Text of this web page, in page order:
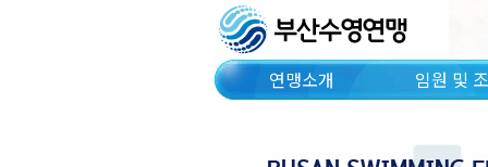
연맹소개 임원 및